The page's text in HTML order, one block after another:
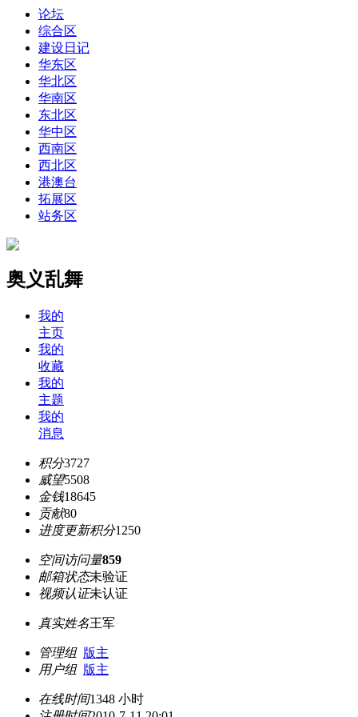
论坛
综合区
建设日记
华东区
华北区
华南区
东北区
华中区
西南区
西北区
港澳台
拓展区
站务区
奥义乱舞
我的
主页
我的
收藏
我的
主题
我的
消息
积分3727
威望5508
金钱18645
贡献80
进度更新积分1250
空间访问量859
邮箱状态未验证
视频认证未认证
真实姓名王军
管理组 版主
用户组 版主
在线时间1348 小时